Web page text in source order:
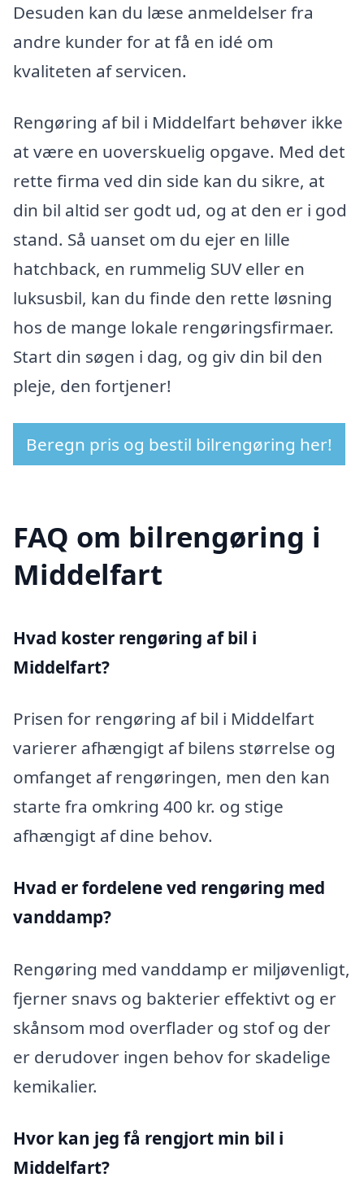
Desuden kan du læse anmeldelser fra
andre kunder for at få en idé om
kvaliteten af servicen.
Rengøring af bil i Middelfart behøver ikke
at være en uoverskuelig opgave. Med det
rette firma ved din side kan du sikre, at
din bil altid ser godt ud, og at den er i god
stand. Så uanset om du ejer en lille
hatchback, en rummelig SUV eller en
luksusbil, kan du finde den rette løsning
hos de mange lokale rengøringsfirmaer.
Start din søgen i dag, og giv din bil den
pleje, den fortjener!
Beregn pris og bestil bilrengøring her!
FAQ om bilrengøring i
Middelfart
Hvad koster rengøring af bil i
Middelfart?
Prisen for rengøring af bil i Middelfart
varierer afhængigt af bilens størrelse og
omfanget af rengøringen, men den kan
starte fra omkring 400 kr. og stige
afhængigt af dine behov.
Hvad er fordelene ved rengøring med
vanddamp?
Rengøring med vanddamp er miljøvenligt,
fjerner snavs og bakterier effektivt og er
skånsom mod overflader og stof og der
er derudover ingen behov for skadelige
kemikalier.
Hvor kan jeg få rengjort min bil i
Middelfart?